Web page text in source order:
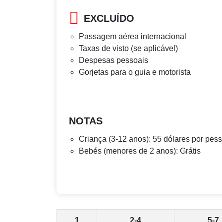
EXCLUÍDO
Passagem aérea internacional
Taxas de visto (se aplicável)
Despesas pessoais
Gorjetas para o guia e motorista
NOTAS
Criança (3-12 anos): 55 dólares por
Bebés (menores de 2 anos): Grátis
1 2-4 5-7